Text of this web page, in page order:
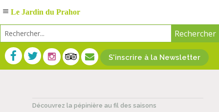
S'inscrire à la Newsletter
Découvrez la pépinière au fil des saisons
Le Jardin du Prahor